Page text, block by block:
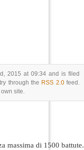
2015 at 09:34 and is filed
through the RSS 2.0feed.
site.
massima di 1500 battute.